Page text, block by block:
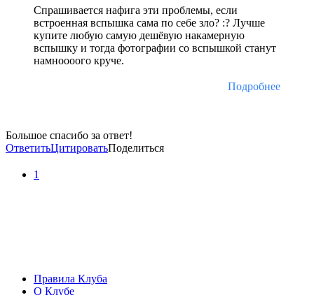
Спрашивается нафига эти проблемы, если
встроенная вспышка сама по себе зло? :? Лучше
купите любую самую дешёвую накамерную
вспышку и тогда фотографии со вспышкой станут
намноооого круче.
Подробнее
Большое спасибо за ответ!
ОтветитьЦитироватьПоделиться
1
Правила Клуба
О Клубе